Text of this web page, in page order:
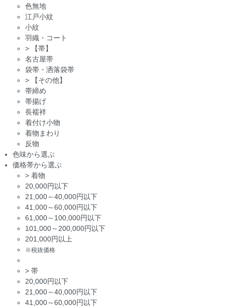
色無地
江戸小紋
小紋
羽織・コート
>
【帯】
名古屋帯
袋帯・洒落袋帯
>
【その他】
帯締め
帯揚げ
長襦袢
着付け小物
着物まわり
反物
色味から選ぶ
価格帯から選ぶ
> 着物
20,000円以下
21,000～40,000円以下
41,000～60,000円以下
61,000～100,000円以下
101,000～200,000円以下
201,000円以上
※税抜価格
> 帯
20,000円以下
21,000～40,000円以下
41,000～60,000円以下